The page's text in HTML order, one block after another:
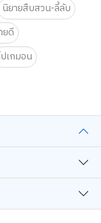
นิยายสืบสวน-ลี้ลับ
ยดี
ปเกมอน